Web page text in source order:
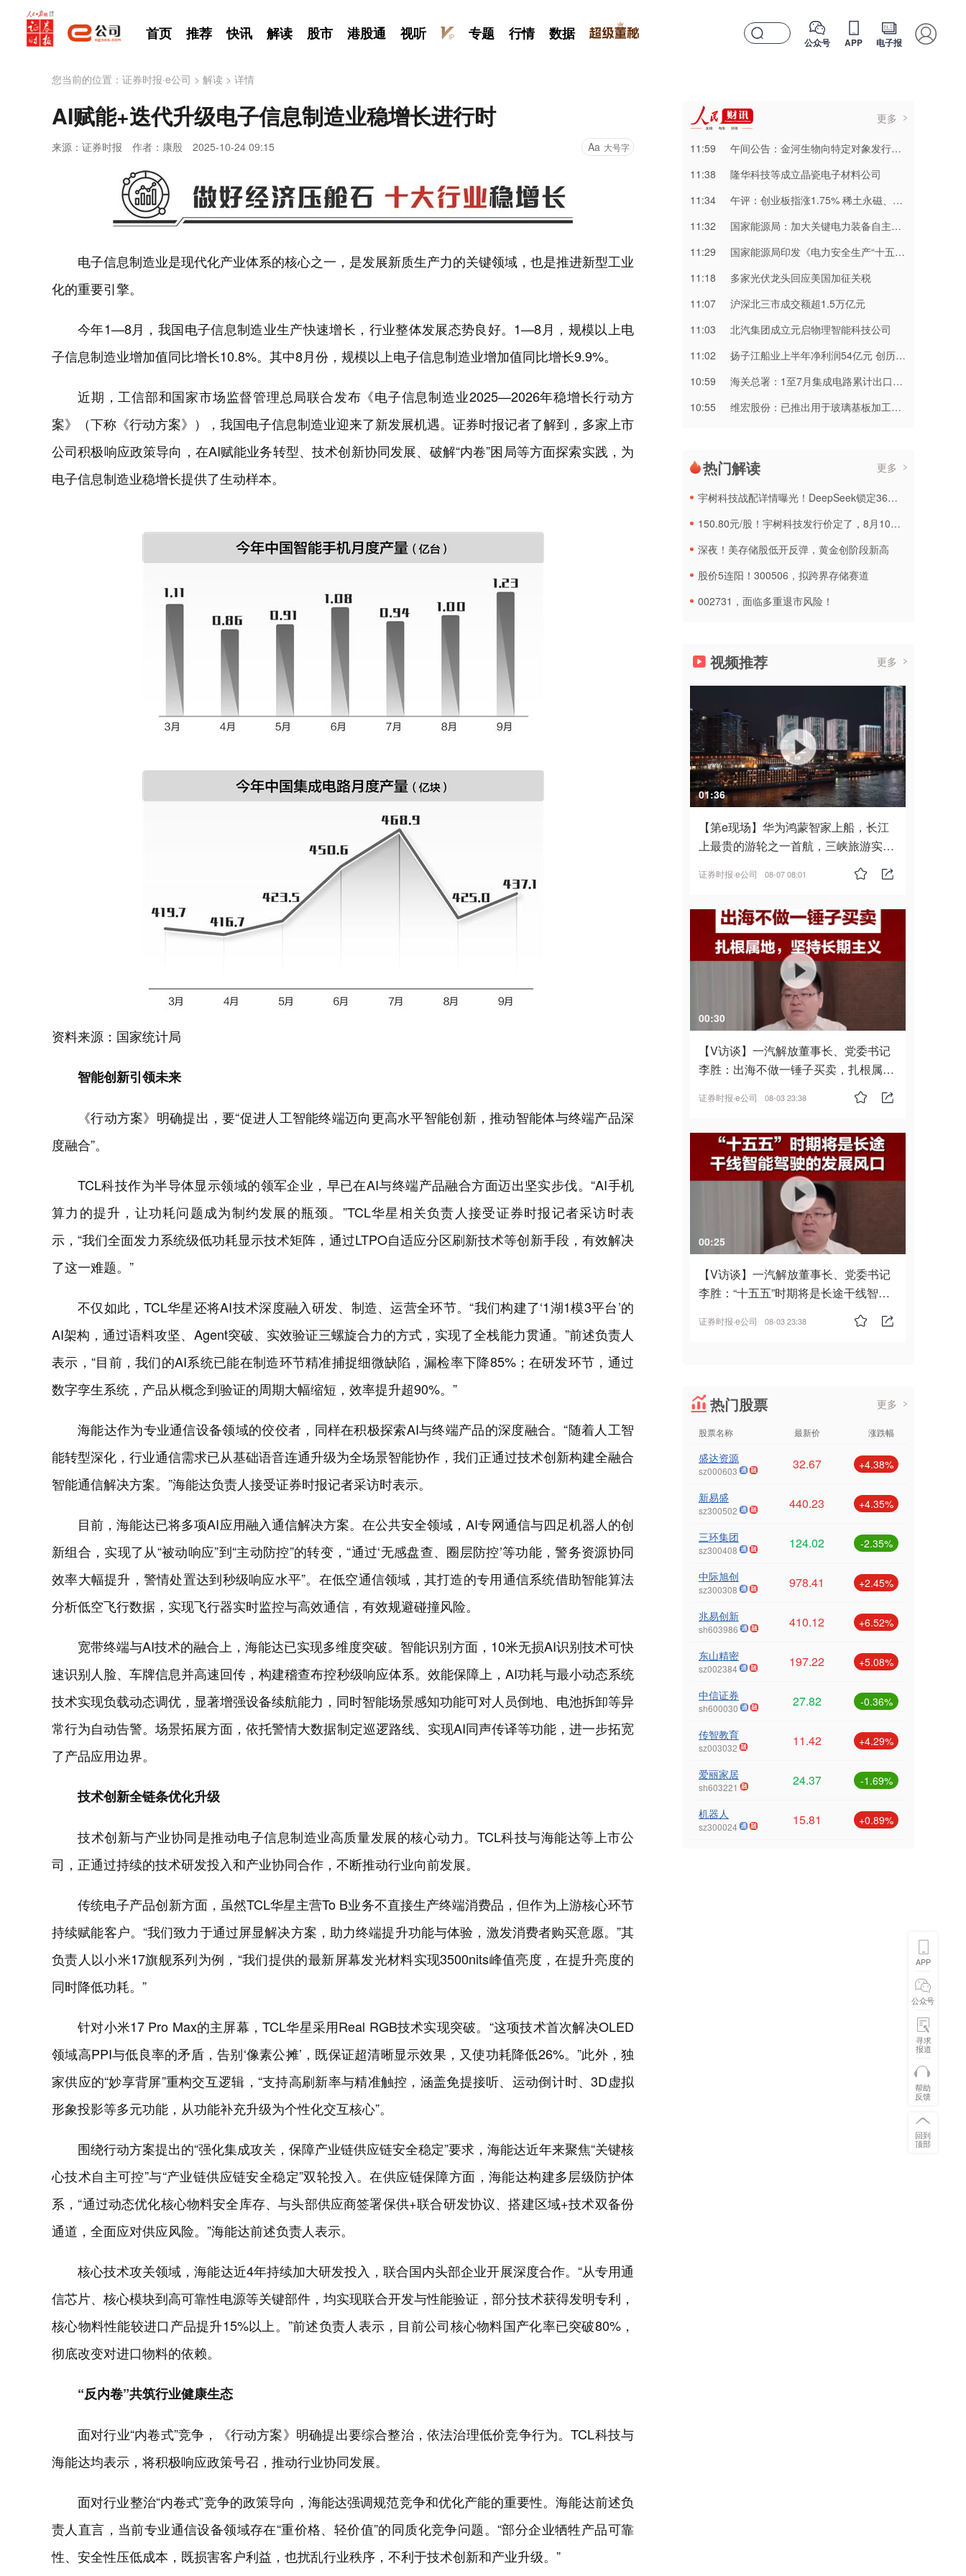
首页 推荐 快讯 解读 股市 港股通 视听 专题 行情 数据 公众号 APP 电子报
您当前的位置： 证券时报·e公司 > 解读 > 详情
AI赋能+迭代升级电子信息制造业稳增长进行时
来源：证券时报 作者：康殷 2025-10-24 09:15 Aa 大号字
电子信息制造业是现代化产业体系的核心之一，是发展新质生产力的关键领域，也是推进新型工业
化的重要引擎。
今年1—8月，我国电子信息制造业生产快速增长，行业整体发展态势良好。1—8月，规模以上电
子信息制造业增加值同比增长10.8%。其中8月份，规模以上电子信息制造业增加值同比增长9.9%。
近期，工信部和国家市场监督管理总局联合发布《电子信息制造业2025—2026年稳增长行动方
案》（下称《行动方案》），我国电子信息制造业迎来了新发展机遇。证券时报记者了解到，多家上市
公司积极响应政策导向，在AI赋能业务转型、技术创新协同发展、破解“内卷”困局等方面探索实践，为
电子信息制造业稳增长提供了生动样本。
资料来源：国家统计局
智能创新引领未来
《行动方案》明确提出，要“促进人工智能终端迈向更高水平智能创新，推动智能体与终端产品深
度融合”。
TCL科技作为半导体显示领域的领军企业，早已在AI与终端产品融合方面迈出坚实步伐。“AI手机
算力的提升，让功耗问题成为制约发展的瓶颈。”TCL华星相关负责人接受证券时报记者采访时表
示，“我们全面发力系统级低功耗显示技术矩阵，通过LTPO自适应分区刷新技术等创新手段，有效解决
了这一难题。”
不仅如此，TCL华星还将AI技术深度融入研发、制造、运营全环节。“我们构建了‘1湖1模3平台’的
AI架构，通过语料攻坚、Agent突破、实效验证三螺旋合力的方式，实现了全栈能力贯通。”前述负责人
表示，“目前，我们的AI系统已能在制造环节精准捕捉细微缺陷，漏检率下降85%；在研发环节，通过
数字孪生系统，产品从概念到验证的周期大幅缩短，效率提升超90%。”
海能达作为专业通信设备领域的佼佼者，同样在积极探索AI与终端产品的深度融合。“随着人工智
能转型深化，行业通信需求已从基础语音连通升级为全场景智能协作，我们正通过技术创新构建全融合
智能通信解决方案。”海能达负责人接受证券时报记者采访时表示。
目前，海能达已将多项AI应用融入通信解决方案。在公共安全领域，AI专网通信与四足机器人的创
新组合，实现了从“被动响应”到“主动防控”的转变，“通过‘无感盘查、圈层防控’等功能，警务资源协同
效率大幅提升，警情处置达到秒级响应水平”。在低空通信领域，其打造的专用通信系统借助智能算法
分析低空飞行数据，实现飞行器实时监控与高效通信，有效规避碰撞风险。
宽带终端与AI技术的融合上，海能达已实现多维度突破。智能识别方面，10米无损AI识别技术可快
速识别人脸、车牌信息并高速回传，构建稽查布控秒级响应体系。效能保障上，AI功耗与最小动态系统
技术实现负载动态调优，显著增强设备续航能力，同时智能场景感知功能可对人员倒地、电池拆卸等异
常行为自动告警。场景拓展方面，依托警情大数据制定巡逻路线、实现AI同声传译等功能，进一步拓宽
了产品应用边界。
技术创新全链条优化升级
技术创新与产业协同是推动电子信息制造业高质量发展的核心动力。TCL科技与海能达等上市公
司，正通过持续的技术研发投入和产业协同合作，不断推动行业向前发展。
传统电子产品创新方面，虽然TCL华星主营To B业务不直接生产终端消费品，但作为上游核心环节
持续赋能客户。“我们致力于通过屏显解决方案，助力终端提升功能与体验，激发消费者购买意愿。”其
负责人以小米17旗舰系列为例，“我们提供的最新屏幕发光材料实现3500nits峰值亮度，在提升亮度的
同时降低功耗。”
针对小米17 Pro Max的主屏幕，TCL华星采用Real RGB技术实现突破。“这项技术首次解决OLED
领域高PPI与低良率的矛盾，告别‘像素公摊’，既保证超清晰显示效果，又使功耗降低26%。”此外，独
家供应的“妙享背屏”重构交互逻辑，“支持高刷新率与精准触控，涵盖免提接听、运动倒计时、3D虚拟
形象投影等多元功能，从功能补充升级为个性化交互核心”。
围绕行动方案提出的“强化集成攻关，保障产业链供应链安全稳定”要求，海能达近年来聚焦“关键核
心技术自主可控”与“产业链供应链安全稳定”双轮投入。在供应链保障方面，海能达构建多层级防护体
系，“通过动态优化核心物料安全库存、与头部供应商签署保供+联合研发协议、搭建区域+技术双备份
通道，全面应对供应风险。”海能达前述负责人表示。
核心技术攻关领域，海能达近4年持续加大研发投入，联合国内头部企业开展深度合作。“从专用通
信芯片、核心模块到高可靠性电源等关键部件，均实现联合开发与性能验证，部分技术获得发明专利，
核心物料性能较进口产品提升15%以上。”前述负责人表示，目前公司核心物料国产化率已突破80%，
彻底改变对进口物料的依赖。
“反内卷”共筑行业健康生态
面对行业“内卷式”竞争，《行动方案》明确提出要综合整治，依法治理低价竞争行为。TCL科技与
海能达均表示，将积极响应政策号召，推动行业协同发展。
面对行业整治“内卷式”竞争的政策导向，海能达强调规范竞争和优化产能的重要性。海能达前述负
责人直言，当前专业通信设备领域存在“重价格、轻价值”的同质化竞争问题。“部分企业牺牲产品可靠
性、安全性压低成本，既损害客户利益，也扰乱行业秩序，不利于技术创新和产业升级。”
更多
11:59
午间公告：金河生物向特定对象发行股票申请获证监会同意注册批复
11:38
隆华科技等成立晶瓷电子材料公司
11:34
午评：创业板指涨1.75% 稀土永磁、PCB等概念板块走强
11:32
国家能源局：加大关键电力装备自主研发 推动电力芯片、特高压组部件等关键技术突破
11:29
国家能源局印发《电力安全生产“十五五”行动计划》
11:18
多家光伏龙头回应美国加征关税
11:07
​沪深北三市成交额超1.5万亿元
11:03
北汽集团成立元启物理智能科技公司
11:02
扬子江船业上半年净利润54亿元 创历史新高
10:59
海关总署：1至7月集成电路累计出口金额达2160.2亿美元 同比增长99.5%
10:55
维宏股份：已推出用于玻璃基板加工的切裂一体化产品
热门解读 更多
宇树科技战配详情曝光！DeepSeek锁定36个月，社保基金多个组合参与
150.80元/股！宇树科技发行价定了，8月10日申购
深夜！美存储股低开反弹，黄金创阶段新高
股价5连阳！300506，拟跨界存储赛道
002731，面临多重退市风险！
视频推荐 更多
01:36
【第e现场】华为鸿蒙智家上船，长江
上最贵的游轮之一首航，三峡旅游实
证券时报·e公司 08-07 08:01
00:30
【V访谈】一汽解放董事长、党委书记
李胜：出海不做一锤子买卖，扎根属
证券时报·e公司 08-03 23:38
00:25
【V访谈】一汽解放董事长、党委书记
李胜：“十五五”时期将是长途干线智能
证券时报·e公司 08-03 23:38
热门股票 更多
股票名称 最新价 涨跌幅
盛达资源
sz000603 32.67 +4.38%
新易盛
sz300502 440.23 +4.35%
三环集团
sz300408 124.02 -2.35%
中际旭创
sz300308 978.41 +2.45%
兆易创新
sh603986 410.12 +6.52%
东山精密
sz002384 197.22 +5.08%
中信证券
sh600030 27.82 -0.36%
传智教育
sz003032 11.42 +4.29%
爱丽家居
sh603221 24.37 -1.69%
机器人
sz300024 15.81 +0.89%
APP
公众号
寻求
报道
帮助
反馈
回到
顶部